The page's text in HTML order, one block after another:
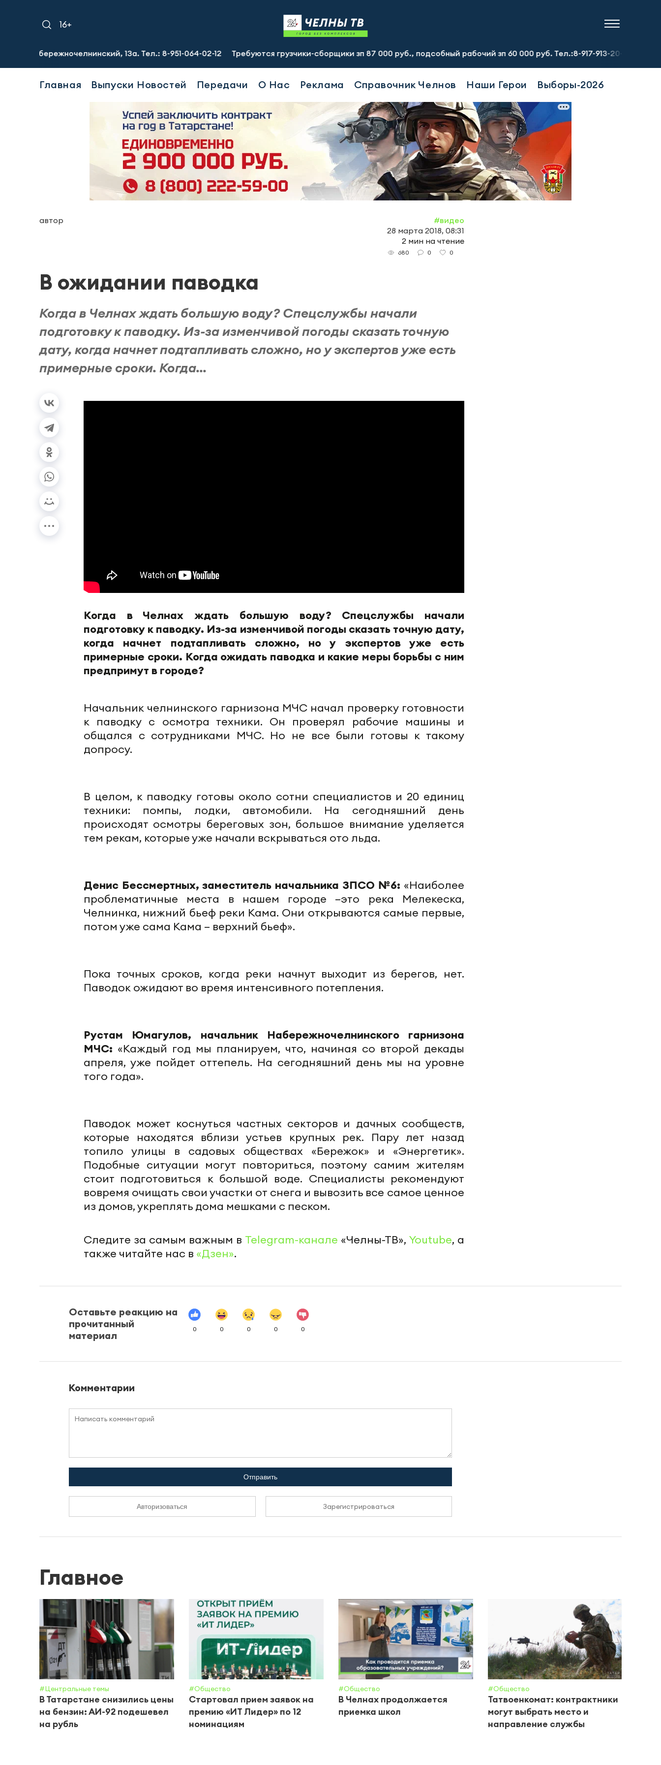
16+
13а. Тел.: 8-951-064-02-12 Требуются грузчики-сборщики зп 87 000 руб., подсобный рабочий зп 60 000 руб. Тел.:8-917-913-20-71 Предприятию
Главная Выпуски Новостей Передачи О Нас Реклама Справочник Челнов Наши Герои Выборы-2026
автор
#видео
28 марта 2018, 08:31
2 мин на чтение
680 0 0
В ожидании паводка
Когда в Челнах ждать большую воду? Спецслужбы начали
подготовку к паводку. Из-за изменчивой погоды сказать точную
дату, когда начнет подтапливать сложно, но у экспертов уже есть
примерные сроки. Когда...
Когда в Челнах ждать большую воду? Спецслужбы начали
подготовку к паводку. Из-за изменчивой погоды сказать точную дату,
когда начнет подтапливать сложно, но у экспертов уже есть
примерные сроки. Когда ожидать паводка и какие меры борьбы с ним
предпримут в городе?
Начальник челнинского гарнизона МЧС начал проверку готовности
к паводку с осмотра техники. Он проверял рабочие машины и
общался с сотрудниками МЧС. Но не все были готовы к такому
допросу.
В целом, к паводку готовы около сотни специалистов и 20 единиц
техники: помпы, лодки, автомобили. На сегодняшний день
происходят осмотры береговых зон, большое внимание уделяется
тем рекам, которые уже начали вскрываться ото льда.
Денис Бессмертных, заместитель начальника ЗПСО №6: «Наиболее
проблематичные места в нашем городе –это река Мелекеска,
Челнинка, нижний бьеф реки Кама. Они открываются самые первые,
потом уже сама Кама – верхний бьеф».
Пока точных сроков, когда реки начнут выходит из берегов, нет.
Паводок ожидают во время интенсивного потепления.
Рустам Юмагулов, начальник Набережночелнинского гарнизона
МЧС: «Каждый год мы планируем, что, начиная со второй декады
апреля, уже пойдет оттепель. На сегодняшний день мы на уровне
того года».
Паводок может коснуться частных секторов и дачных сообществ,
которые находятся вблизи устьев крупных рек. Пару лет назад
топило улицы в садовых обществах «Бережок» и «Энергетик».
Подобные ситуации могут повториться, поэтому самим жителям
стоит подготовиться к большой воде. Специалисты рекомендуют
вовремя очищать свои участки от снега и вывозить все самое ценное
из домов, укреплять дома мешками с песком.
Следите за самым важным в Telegram-канале «Челны-ТВ», Youtube, а
также читайте нас в «Дзен».
Оставьте реакцию на
прочитанный
материал
0 0 0 0 0
Комментарии
Отправить
Авторизоваться Зарегистрироваться
Главное
#Центральные темы
В Татарстане снизились цены
на бензин: АИ-92 подешевел
на рубль
#Общество
Стартовал прием заявок на
премию «ИТ Лидер» по 12
номинациям
#Общество
В Челнах продолжается
приемка школ
#Общество
Татвоенкомат: контрактники
могут выбрать место и
направление службы